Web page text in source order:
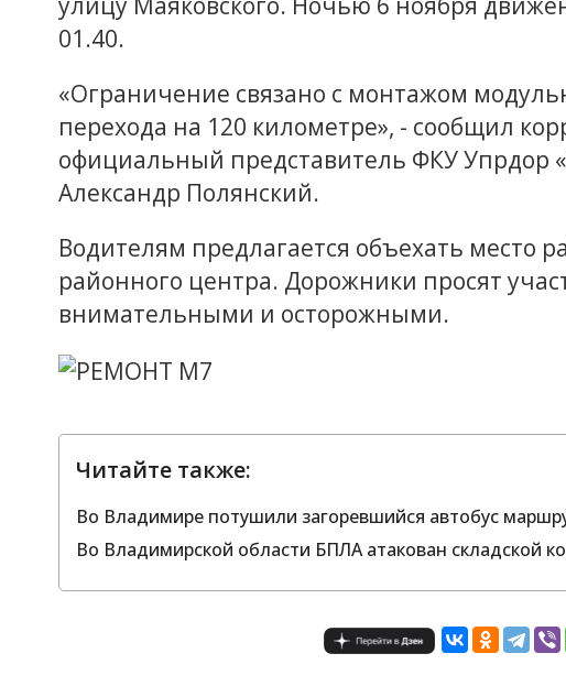
01.40.
«Ограничение связано с монтажом
перехода на 120 километре», - сообщил
официальный представитель ФКУ Упрдор
Александр Полянский.
Водителям предлагается объехать место
районного центра. Дорожники просят
внимательными и осторожными.
Читайте также:
Во Владимире потушили загоревшийся автобус
Во Владимирской области БПЛА атакован складской